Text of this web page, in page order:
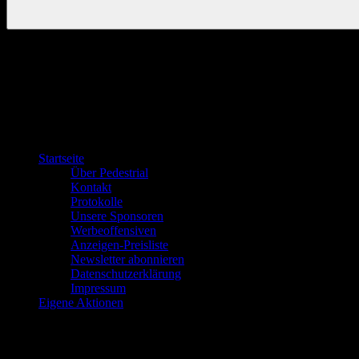
Startseite
Über Pedestrial
Kontakt
Protokolle
Unsere Sponsoren
Werbeoffensiven
Anzeigen-Preisliste
Newsletter abonnieren
Datenschutzerklärung
Impressum
Eigene Aktionen